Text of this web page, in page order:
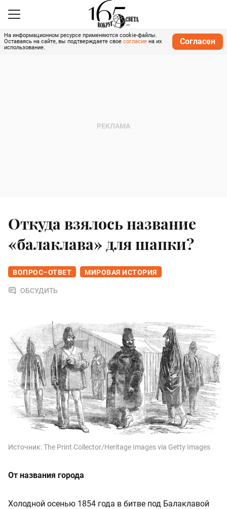
На информационном ресурсе применяются cookie-файлы.
Оставаясь на сайте, вы подтверждаете свое согласие на их
использование.
Согласен
Откуда взялось название
«балаклава» для шапки?
ВОПРОС–ОТВЕТ МИРОВАЯ ИСТОРИЯ
ОБСУДИТЬ
Источник:The Print Collector/Heritage Images via Getty Images
От названия города
Холодной осенью 1854 года в битве под Балаклавой